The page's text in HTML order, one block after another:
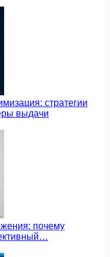
стратегии
выдачи
почему